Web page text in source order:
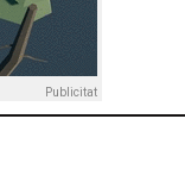
Publicitat